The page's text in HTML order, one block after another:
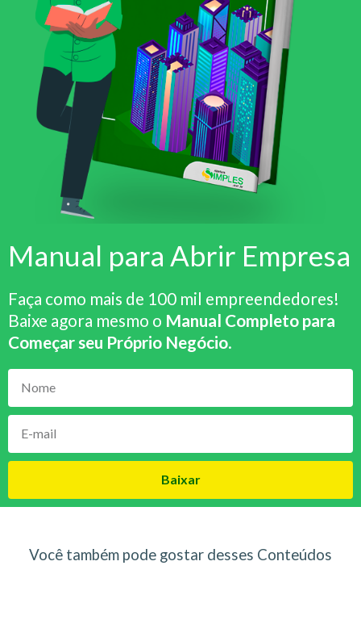
Manual para Abrir Empresa
Faça como mais de 100 mil empreendedores!
Baixe agora mesmo o Manual Completo para
Começar seu Próprio Negócio.
Baixar
Você também pode gostar desses Conteúdos